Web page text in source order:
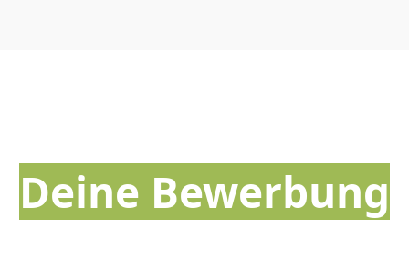
Deine Bewerbung